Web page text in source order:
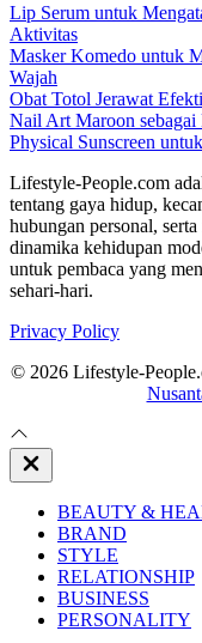
Lip Serum untuk
Aktivitas
Masker Komedo untuk
Wajah
Obat Totol Jerawat
Nail Art Maroon sebagai
Physical Sunscreen
Lifestyle-People.com
tentang gaya hidup,
hubungan personal,
dinamika kehidupan
untuk pembaca yang
sehari-hari.
Privacy Policy
© 2026 Lifestyle-
Close
Off
BEAUTY &
BRAND
STYLE
RELATIONSHIP
BUSINESS
PERSONALITY